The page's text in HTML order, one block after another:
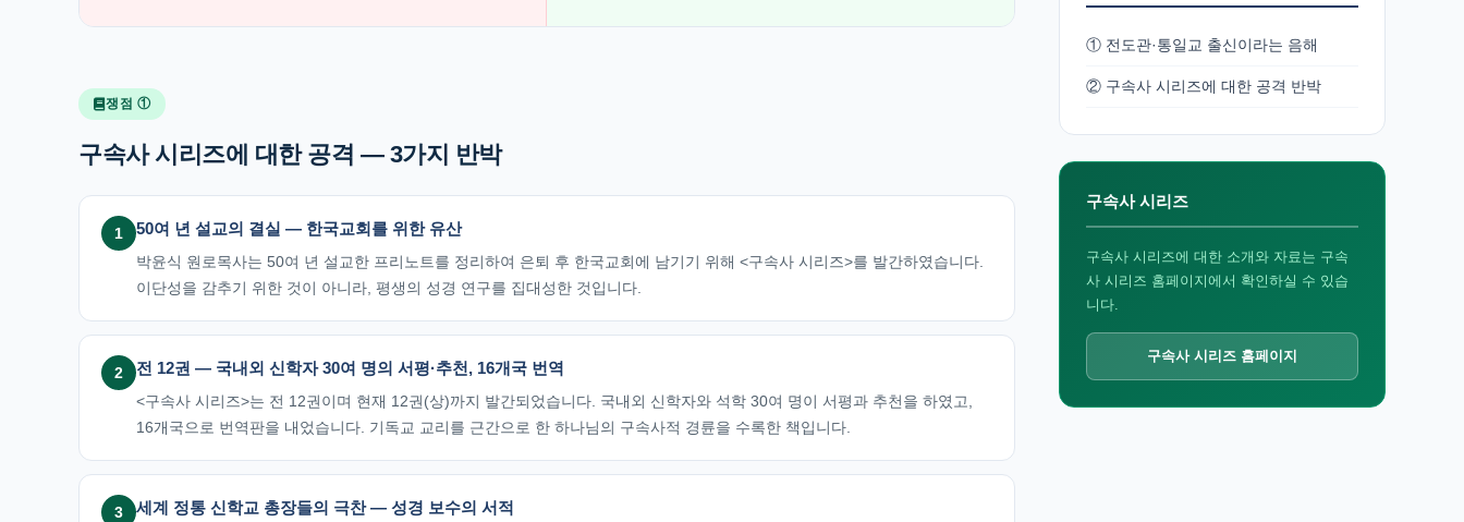
쟁점 ①
구속사 시리즈에 대한 공격 — 3가지 반박
1 50여 년 설교의 결실 — 한국교회를 위한 유산
박윤식 원로목사는 50여 년 설교한 프리노트를 정리하여 은퇴 후 한국교회에 남기기 위해 <구속사 시리즈>를 발간하였습니다.
이단성을 감추기 위한 것이 아니라, 평생의 성경 연구를 집대성한 것입니다.
2 전 12권 — 국내외 신학자 30여 명의 서평·추천, 16개국 번역
<구속사 시리즈>는 전 12권이며 현재 12권(상)까지 발간되었습니다. 국내외 신학자와 석학 30여 명이 서평과 추천을 하였고,
16개국으로 번역판을 내었습니다. 기독교 교리를 근간으로 한 하나님의 구속사적 경륜을 수록한 책입니다.
3 세계 정통 신학교 총장들의 극찬 — 성경 보수의 서적
① 전도관·통일교 출신이라는 음해
② 구속사 시리즈에 대한 공격 반박
구속사 시리즈
구속사 시리즈에 대한 소개와 자료는 구속
사 시리즈 홈페이지에서 확인하실 수 있습
니다.
구속사 시리즈 홈페이지